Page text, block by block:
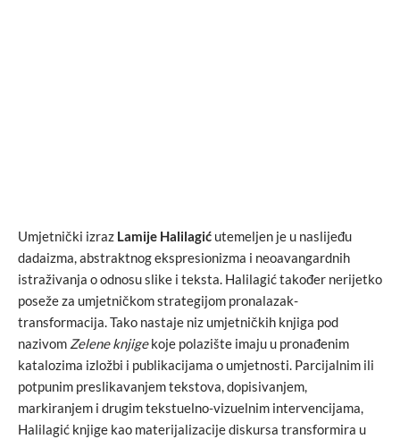
Umjetnički izraz Lamije Halilagić utemeljen je u naslijeđu
dadaizma, abstraktnog ekspresionizma i neoavangardnih
istraživanja o odnosu slike i teksta. Halilagić također nerijetko
poseže za umjetničkom strategijom pronalazak-
transformacija. Tako nastaje niz umjetničkih knjiga pod
nazivom Zelene knjigekoje polazište imaju u pronađenim
katalozima izložbi i publikacijama o umjetnosti. Parcijalnim ili
potpunim preslikavanjem tekstova, dopisivanjem,
markiranjem i drugim tekstuelno-vizuelnim intervencijama,
Halilagić knjige kao materijalizacije diskursa transformira u